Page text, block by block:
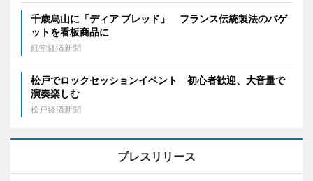
千歳烏山に「ディア ブレッド」 フランス伝統製法のバゲ
ットを看板商品に
経堂経済新聞
松戸でロックセッションイベント 初心者歓迎、大音量で
演奏楽しむ
松戸経済新聞
プレスリリース